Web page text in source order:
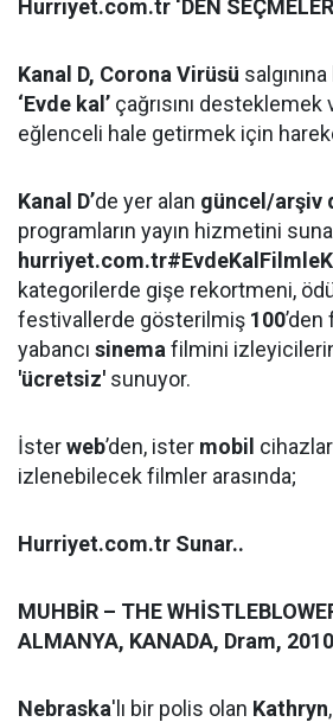
Hurriyet.com.tr ‘DEN SEÇMELER
Kanal D, Corona Virüsü
‘Evde kal’ çağrısını
eğlenceli hale getirmek için
Kanal D’de yer alan güncel/arşiv
programların yayın hizmetini
kategorilerde gişe rekortmeni,
festivallerde gösterilmiş 100
yabancı sinema filmini
'ücretsiz' sunuyor.
İsterweb’den, ister mobil
izlenebilecek filmler arasında;
Hurriyet.com.tr Sunar..
MUHBİR – THE
ALMANYA, KANADA, Dram, 2010
Nebraska'lı bir polis olan Kathryn